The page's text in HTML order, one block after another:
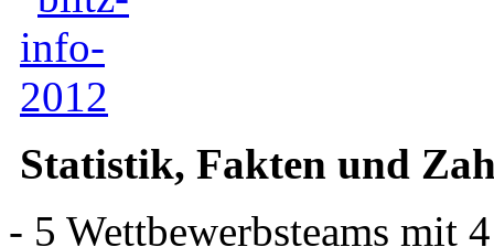
Statistik, Fakten und
- 5 Wettbewerbsteams mit